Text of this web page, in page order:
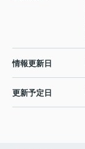
情報更新日
更新予定日